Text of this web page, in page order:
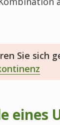
Sie sich
eines